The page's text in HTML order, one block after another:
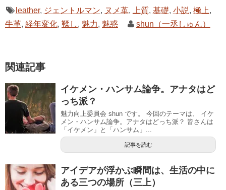
leather, ジェントルマン, ヌメ革, 上質, 基礎, 小説, 極上,
牛革, 経年変化, 鞣し, 魅力, 魅惑 shun（一丞しゅん）
関連記事
イケメン・ハンサム論争。アナタはど
っち派？
魅力向上委員会 shun です。 今回のテーマは、 イケ
メン・ハンサム論争。アナタはどっち派？ 皆さんは
「イケメン」と「ハンサム」...
記事を読む
アイデアが浮かぶ瞬間は、生活の中に
ある三つの場所（三上）